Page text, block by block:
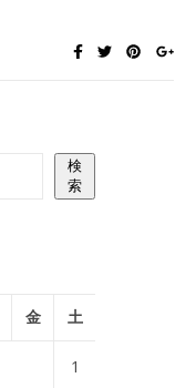
検
索
金 土
1